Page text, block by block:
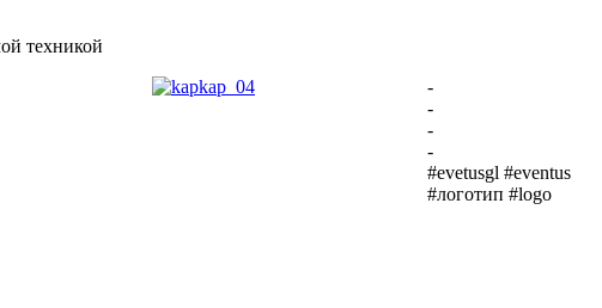
техникой
-
-
-
-
#evetusgl #eventus
#логотип #logo